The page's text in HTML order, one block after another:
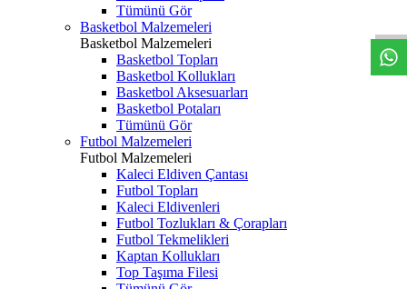
Tümünü Gör
Basketbol Malzemeleri
Basketbol Malzemeleri
Basketbol Topları
Basketbol Kollukları
Basketbol Aksesuarları
Basketbol Potaları
Tümünü Gör
Futbol Malzemeleri
Futbol Malzemeleri
Kaleci Eldiven Çantası
Futbol Topları
Kaleci Eldivenleri
Futbol Tozlukları & Çorapları
Futbol Tekmelikleri
Kaptan Kollukları
Top Taşıma Filesi